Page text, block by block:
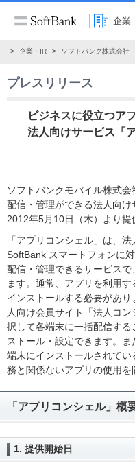
企業
企業・IR ソフトバンク株式会社
プレスリリース
ビジネスに役立つア
法人向けサービス「
ソフトバンクモバイル株式
配信・管理ができる法人向け
2012年5月10日（木）より提
「アプリコンシェル」は、
SoftBank スマートフォンに
配信・管理できるサービス
ます。通常、アプリを利用
インストールする必要があ
人向け会員サイト「法人コ
択して各端末に一括配信す
ストール・設定できます。
端末にインストールされて
務と関係ないアプリの使用を
「アプリコンシェル」概
1. 提供開始日